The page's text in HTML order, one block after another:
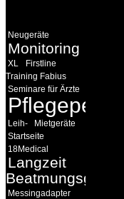
Neugeräte
Monitoring
XL
Firstline
Training Fabius
Seminare für Ärzte
Leih-
Mietgeräte
Startseite
18Medical
Langzeit
Beatmungsgeräte
Messingadapter